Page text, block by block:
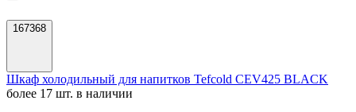
167368
Шкаф холодильный для напитков Tefcold CEV425 BLACK
более 17 шт. в наличии